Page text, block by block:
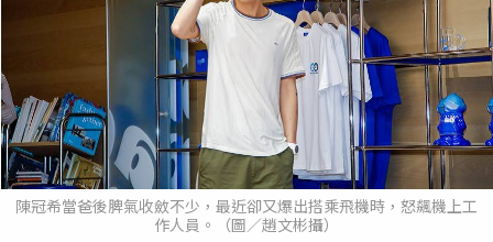
陳冠希當爸後脾氣收斂不少，最近卻又爆出搭乘飛機時，怒飆機上工
作人員。（圖／趙文彬攝）